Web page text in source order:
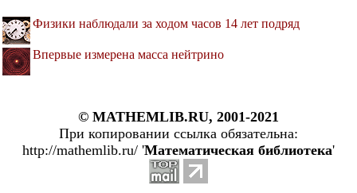
Физики наблюдали за ходом часов 14 лет подряд
Впервые измерена масса нейтрино
© MATHEMLIB.RU, 2001-2021
При копировании ссылка обязательна:
http://mathemlib.ru/ 'Математическая библиотека'